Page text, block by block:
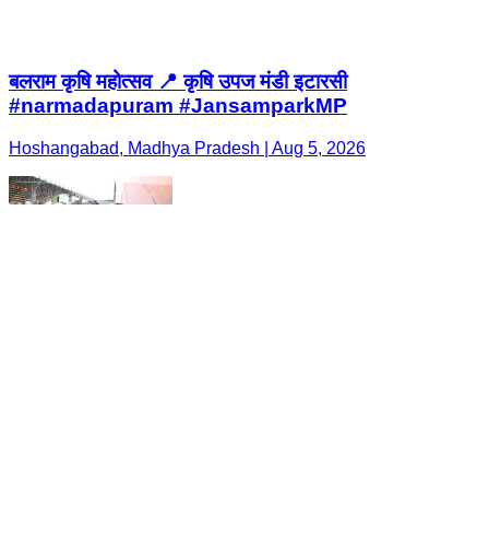
बलराम कृषि महोत्सव 📍 कृषि उपज मंडी इटारसी
#narmadapuram #JansamparkMP
Hoshangabad, Madhya Pradesh | Aug 5, 2026